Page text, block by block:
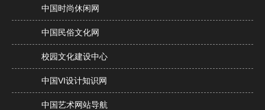
中国时尚休闲网
中国民俗文化网
校园文化建设中心
中国VI设计知识网
中国艺术网站导航